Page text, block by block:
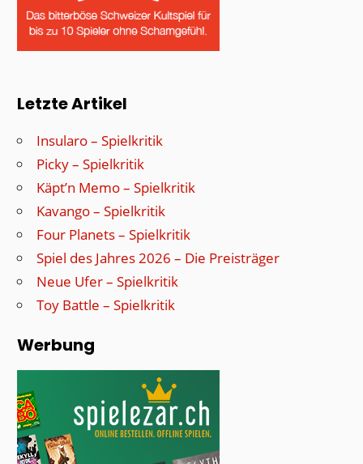
Letzte Artikel
Insularo – Spielkritik
Picky – Spielkritik
Käpt’n Memo – Spielkritik
Kavango – Spielkritik
Four Planets – Spielkritik
Spiel des Jahres 2026 – Die Preisträger
Neue Ufer – Spielkritik
Toy Battle – Spielkritik
Werbung